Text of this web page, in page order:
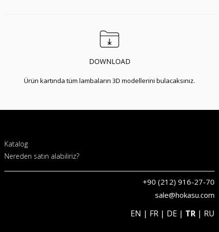
DOWNLOAD
Ürün kartında tüm lambaların 3D modellerini bulacaksınız.
Katalog
Nereden satın alabiliriz?
+90 (212) 916-27-70
sale@hokasu.com
EN | FR | DE | TR | RU